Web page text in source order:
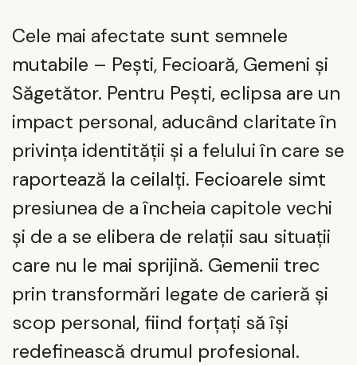
Cele mai afectate sunt semnele
mutabile – Pești, Fecioară, Gemeni și
Săgetător. Pentru Pești, eclipsa are un
impact personal, aducând claritate în
privința identității și a felului în care se
raportează la ceilalți. Fecioarele simt
presiunea de a încheia capitole vechi
și de a se elibera de relații sau situații
care nu le mai sprijină. Gemenii trec
prin transformări legate de carieră și
scop personal, fiind forțați să își
redefinească drumul profesional.